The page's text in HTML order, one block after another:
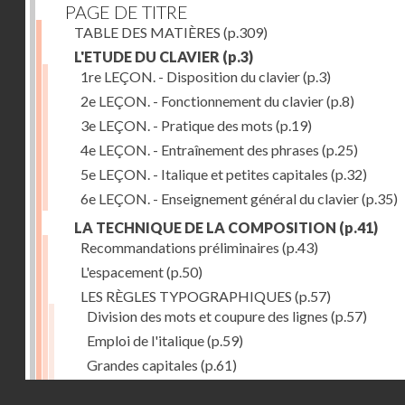
PAGE DE TITRE
TABLE DES MATIÈRES (p.309)
L'ETUDE DU CLAVIER (p.3)
1re LEÇON. - Disposition du clavier(p.3)
2e LEÇON. - Fonctionnement du clavier(p.8)
3e LEÇON. - Pratique des mots (p.19)
4e LEÇON. - Entraînement des phrases (p.25)
5e LEÇON. - Italique et petites capitales (p.32)
6e LEÇON. - Enseignement général du clavier(p.35)
LA TECHNIQUE DE LA COMPOSITION (p.41)
Recommandations préliminaires (p.43)
L'espacement(p.50)
LES RÈGLES TYPOGRAPHIQUES (p.57)
Division des mots et coupure des lignes (p.57)
Emploi de l'italique(p.59)
Grandes capitales (p.61)